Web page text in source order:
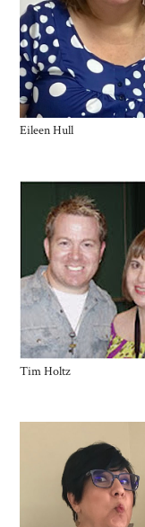
Eileen Hull
Tim Holtz